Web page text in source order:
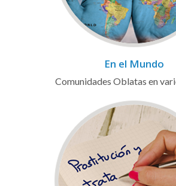
En el Mundo
Comunidades Oblatas en